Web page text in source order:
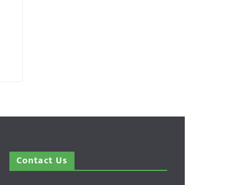
Contact Us